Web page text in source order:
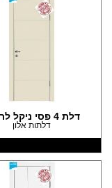
דלת 4 פסי ניקל לרוחב
דלתות אלון